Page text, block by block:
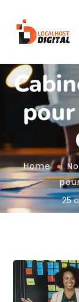
Home
25